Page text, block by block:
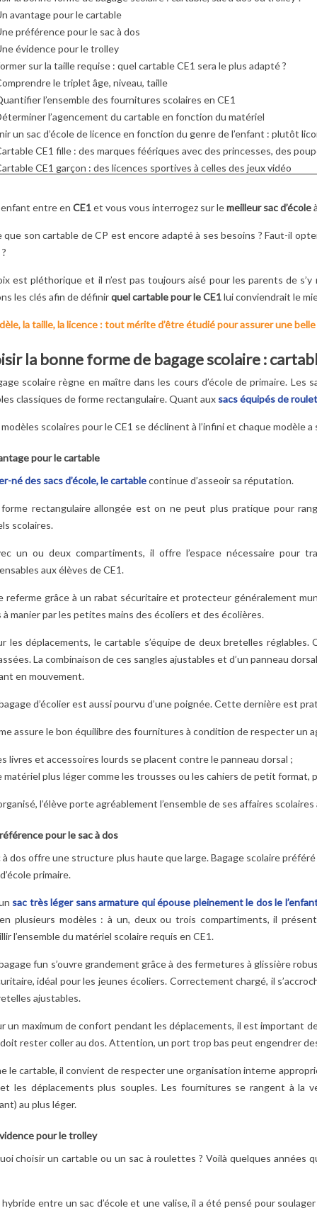
notre guide
bien choisir
de votre
PARENTS AUSSI) ?
2 Aimé
Lire la suite
CRAQUER
cadeau original pour
Découvrez comment
figurines Betty Boop,
pleines de...
Lire la suite
?
DE
par la
de parler ?...
LES HÉROS DE LA
NOMS, POUVOIRS
ET SECRETS
10 Aimé
Qui sont les
leurs rôles et leurs
DÉCOUVREZ
HISTOIRE DE
SPIDERMAN !
araignée ! Ses
bientôt plus aucun...
LA CLASSE ?
notre guide
bien choisir
TOP 5 DES PARURES
Aimé
petite fille ne reflète pas
vraiment sa
L’astuce facile...
Lire la suite
PELUCHES LES
DÉGLINGOS :
POURQUOI LES
2Aimé
textures moelleuses,
couleurs rassurantes
plaisent...
Lire la suite
avantage pour le cartable
préférence pour le sac à dos
évidence pour le trolley
sur la taille requise : quel cartable CE1 sera le plus adapté ?
le triplet âge, niveau, taille
l’ensemble des fournitures scolaires en CE1
l’agencement du cartable en fonction du matériel
un sac d’école de licence en fonction du genre de l’enfant : plutôt
CE1 fille : des marques féériques avec des princesses, des
CE1 garçon : des licences sportives à celles des jeux vidéo
fameuse étiquette porte-nom
spécifique pour une tablette numérique
entre en CE1et vous vous interrogez sur lemeilleur sac d’école
que son cartable de CP est encore adapté à ses besoins ? Faut-il
est pléthorique et il n’est pas toujours aisé pour les parents de
les clés afin de définirquel cartable pour le CE1lui conviendrait le
la taille, la licence : tout mérite d’être étudié pour assurer une
la bonne forme de bagage scolaire :
scolaire règne en maître dans les cours d’école de primaire. Les
classiques de forme rectangulaire. Quant aux sacs équipés de
modèles scolaires pour le CE1 se déclinent à l’infini et chaque modèle
pour le cartable
né des sacs d’école, le cartablecontinue d’asseoir sa réputation.
rectangulaire allongée est on ne peut plus pratique pour
scolaires.
un ou deux compartiments, il offre l’espace nécessaire pour
aux élèves de CE1.
referme grâce à un rabat sécuritaire et protecteur généralement
à manier par les petites mains des écoliers et des écolières.
les déplacements, le cartable s’équipe de deux bretelles
La combinaison de ces sangles ajustables et d’un panneau
en mouvement.
d’écolier est aussi pourvu d’une poignée. Cette dernière est
assure le bon équilibre des fournitures à condition de respecter un
livres et accessoires lourds se placent contre le panneau dorsal ;
matériel plus léger comme les trousses ou les cahiers de petit format,
l’élève porte agréablement l’ensemble de ses affaires
pour le sac à dos
à dos offre une structure plus haute que large. Bagage scolaire
primaire.
sac très léger sans armature qui épouse pleinement le dos le
plusieurs modèles : à un, deux ou trois compartiments, il
l’ensemble du matériel scolaire requis en CE1.
fun s’ouvre grandement grâce à des fermetures à glissière
idéal pour les jeunes écoliers. Correctement chargé, il
ajustables.
un maximum de confort pendant les déplacements, il est important
rester coller au dos. Attention, un port trop bas peut engendrer
le cartable, il convient de respecter une organisation interne
les déplacements plus souples. Les fournitures se rangent à la
au plus léger.
pour le trolley
choisir un cartable ou un sac à roulettes ? Voilà quelques années
hybride entre un sac d’école et une valise, il a été pensé pour